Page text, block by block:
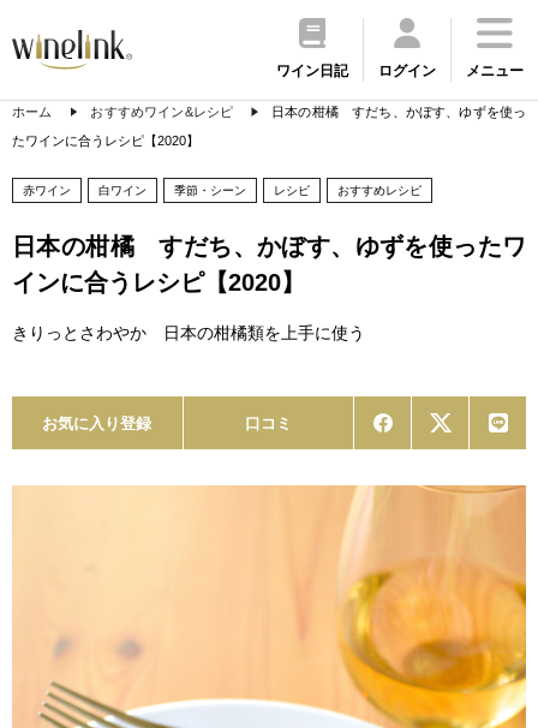
ワイン日記 ログイン メニュー
ホーム おすすめワイン&レシピ
日本の柑橘 すだち、かぼす、ゆずを使っ
たワインに合うレシピ【2020】
赤ワイン 白ワイン 季節・シーン レシピ おすすめレシピ
日本の柑橘 すだち、かぼす、ゆずを使ったワ
インに合うレシピ【2020】
きりっとさわやか 日本の柑橘類を上手に使う
お気に入り登録 口コミ